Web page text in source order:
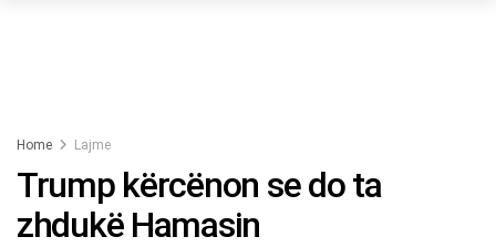
Home Lajme
Trump kërcënon se do ta
zhdukë Hamasin